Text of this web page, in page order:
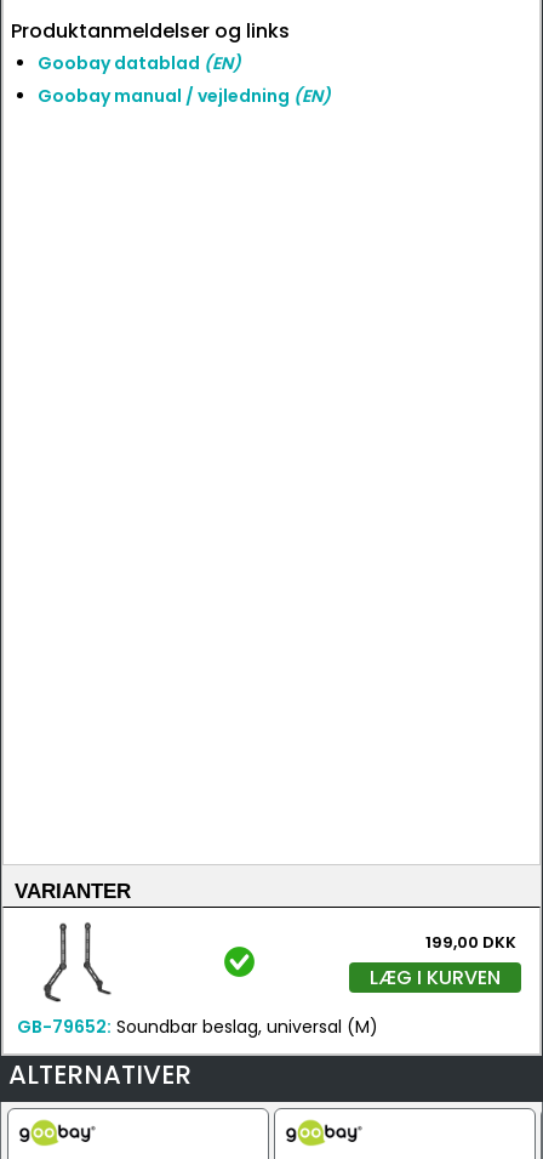
Produktanmeldelser og links
Goobay datablad (EN)
Goobay manual / vejledning (EN)
VARIANTER
199,00 DKK
LÆG I KURVEN
GB-79652: Soundbar beslag, universal (M)
ALTERNATIVER